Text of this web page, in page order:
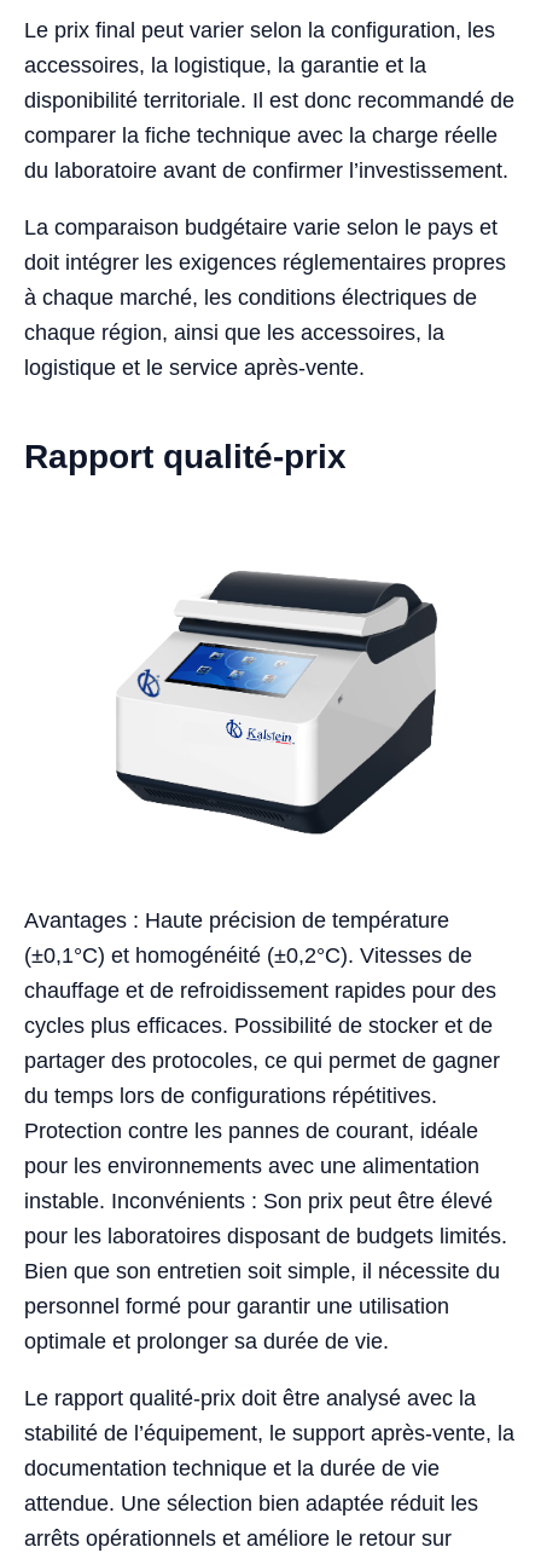
Le prix final peut varier selon la configuration, les
accessoires, la logistique, la garantie et la
disponibilité territoriale. Il est donc recommandé de
comparer la fiche technique avec la charge réelle
du laboratoire avant de confirmer l’investissement.
La comparaison budgétaire varie selon le pays et
doit intégrer les exigences réglementaires propres
à chaque marché, les conditions électriques de
chaque région, ainsi que les accessoires, la
logistique et le service après-vente.
Rapport qualité-prix
Avantages : Haute précision de température
(±0,1°C) et homogénéité (±0,2°C). Vitesses de
chauffage et de refroidissement rapides pour des
cycles plus efficaces. Possibilité de stocker et de
partager des protocoles, ce qui permet de gagner
du temps lors de configurations répétitives.
Protection contre les pannes de courant, idéale
pour les environnements avec une alimentation
instable. Inconvénients : Son prix peut être élevé
pour les laboratoires disposant de budgets limités.
Bien que son entretien soit simple, il nécessite du
personnel formé pour garantir une utilisation
optimale et prolonger sa durée de vie.
Le rapport qualité-prix doit être analysé avec la
stabilité de l’équipement, le support après-vente, la
documentation technique et la durée de vie
attendue. Une sélection bien adaptée réduit les
arrêts opérationnels et améliore le retour sur